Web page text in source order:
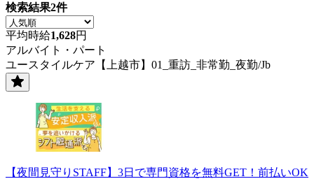
検索結果2件
平均時給1,628円
アルバイト・パート
ユースタイルケア【上越市】01_重訪_非常勤_夜勤/Jb
【夜間見守りSTAFF】3日で専門資格を無料GET！前払いOK